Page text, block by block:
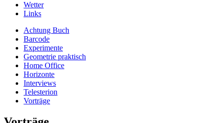
Wetter
Links
Achtung Buch
Barcode
Experimente
Geometrie praktisch
Home Office
Horizonte
Interviews
Telesterion
Vorträge